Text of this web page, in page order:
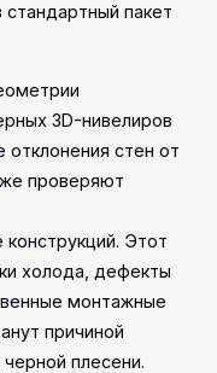
пакет
3D-нивелиров
стен от
проверяют
Этот
холода, дефекты
монтажные
причиной
плесени.